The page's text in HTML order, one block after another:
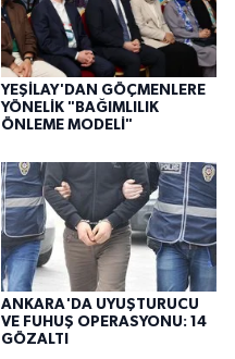
YEŞİLAY'DAN GÖÇMENLERE
YÖNELİK "BAĞIMLILIK
ÖNLEME MODELİ"
ANKARA'DA UYUŞTURUCU
VE FUHUŞ OPERASYONU: 14
GÖZALTI